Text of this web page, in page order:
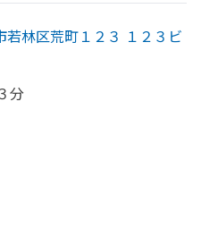
若林区荒町１２３ １２３ビ
分